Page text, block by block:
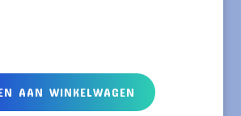
AAN WINKELWAGEN